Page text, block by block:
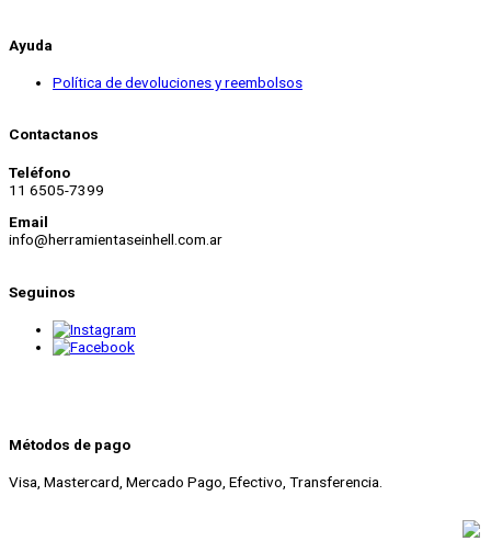
Ayuda
Política de devoluciones y reembolsos
Contactanos
Teléfono
11 6505-7399
Email
info@herramientaseinhell.com.ar
Seguinos
Métodos de pago
Visa, Mastercard, Mercado Pago, Efectivo, Transferencia.